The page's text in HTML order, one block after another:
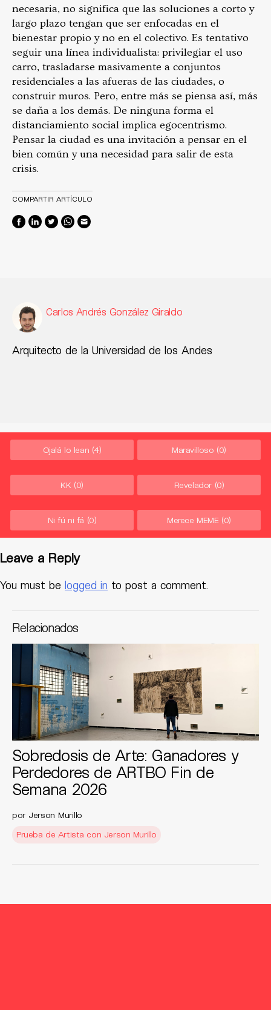
necesaria, no significa que las soluciones a corto y
largo plazo tengan que ser enfocadas en el
bienestar propio y no en el colectivo. Es tentativo
seguir una línea individualista: privilegiar el uso
carro, trasladarse masivamente a conjuntos
residenciales a las afueras de las ciudades, o
construir muros. Pero, entre más se piensa así, más
se daña a los demás. De ninguna forma el
distanciamiento social implica egocentrismo.
Pensar la ciudad es una invitación a pensar en el
bien común y una necesidad para salir de esta
crisis.
COMPARTIR ARTÍCULO
Carlos Andrés González Giraldo
Arquitecto de la Universidad de los Andes
Ojalá lo lean (4) Maravilloso (0)
KK (0) Revelador (0)
Ni fú ni fá (0) Merece MEME (0)
Leave a Reply
You must be logged in to post a comment.
Relacionados
Sobredosis de Arte: Ganadores y
Perdedores de ARTBO Fin de
Semana 2026
por Jerson Murillo
Prueba de Artista con Jerson Murillo